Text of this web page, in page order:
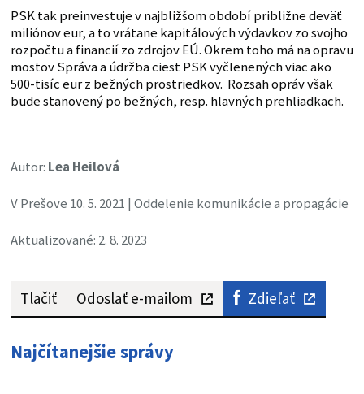
PSK tak preinvestuje v najbližšom období približne deväť
miliónov eur, a to vrátane kapitálových výdavkov zo svojho
rozpočtu a financií zo zdrojov EÚ. Okrem toho má na opravu
mostov Správa a údržba ciest PSK vyčlenených viac ako
500-tisíc eur z bežných prostriedkov. Rozsah opráv však
bude stanovený po bežných, resp. hlavných prehliadkach.
Autor: Lea Heilová
V Prešove 10. 5. 2021 | Oddelenie komunikácie a propagácie
Aktualizované: 2. 8. 2023
Tlačiť Odoslať e-mailom Zdieľať
Najčítanejšie správy